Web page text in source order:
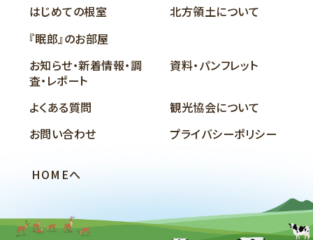
はじめての根室
北方領土について
『眠郎』のお部屋
お知らせ・新着情報・調
査・レポート
資料・パンフレット
よくある質問
観光協会について
お問い合わせ
プライバシーポリシー
HOMEへ